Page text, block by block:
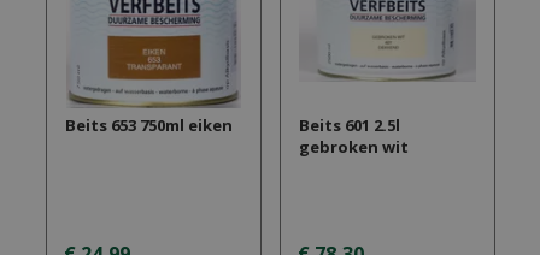
Beits 653 750ml eiken
Beits 601 2.5l
gebroken wit